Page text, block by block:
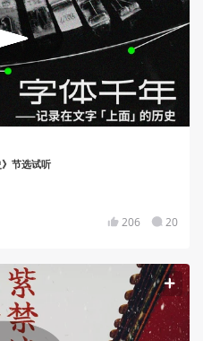
节选试听
206 20